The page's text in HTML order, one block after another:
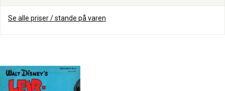
Se alle priser / stande på varen